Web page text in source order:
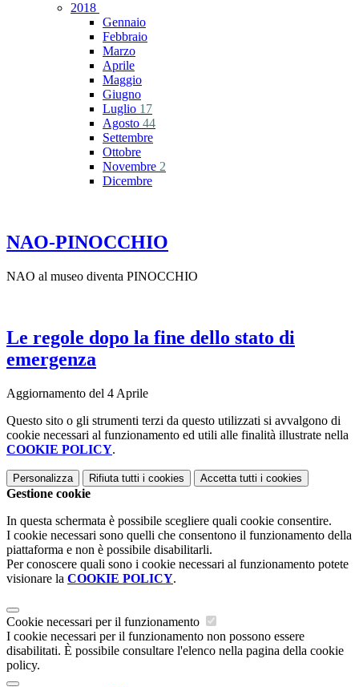
2018
Gennaio
Febbraio
Marzo
Aprile
Maggio
Giugno
Luglio 17
Agosto 44
Settembre
Ottobre
Novembre 2
Dicembre
NAO-PINOCCHIO
NAO al museo diventa PINOCCHIO
Le regole dopo la fine dello stato di
emergenza
Aggiornamento del 4 Aprile
Questo sito o gli strumenti terzi da questo utilizzati si avvalgono di
cookie necessari al funzionamento ed utili alle finalità illustrate nella
COOKIE POLICY.
Personalizza Rifiuta tutti i cookies Accetta tutti i cookies
Gestione cookie
In questa schermata è possibile scegliere quali cookie consentire.
I cookie necessari sono quelli che consentono il funzionamento della
piattaforma e non è possibile disabilitarli.
Per conoscere quali sono i cookie necessari al funzionamento potete
visionare la COOKIE POLICY.
Cookie necessari per il funzionamento
I cookie necessari per il funzionamento non possono essere
disabilitati. È possibile consultare l'elenco nella pagina della cookie
policy.